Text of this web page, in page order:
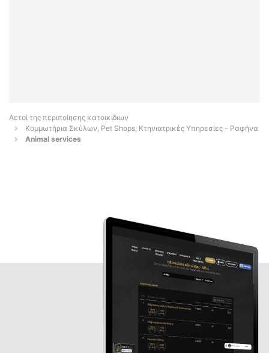
Αετοί της περιποίησης κατοικίδιων
Κομμωτήρια Σκύλων, Pet Shops, Κτηνιατρικές Υπηρεσίες - Ραφήνα
Animal services